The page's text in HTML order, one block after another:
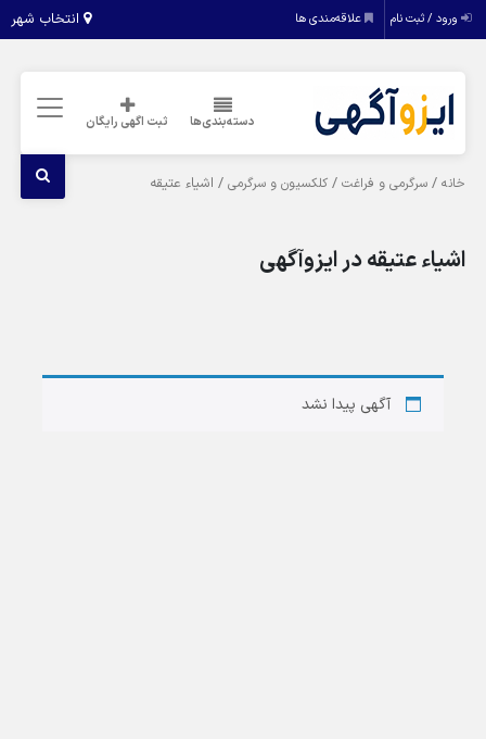
انتخاب شهر ورود / ثبت نام علاقه‌مندی ها
دسته‌بندی‌ها ثبت اگهی رایگان
خانه /سرگرمی و فراغت /کلکسیون و سرگرمی / اشیاء عتیقه
اشیاء عتیقه در ایزوآگهی
آگهی پیدا نشد